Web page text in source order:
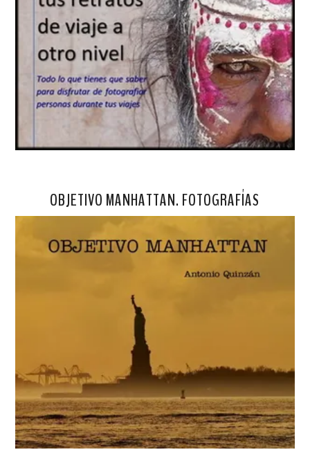
OBJETIVO MANHATTAN. FOTOGRAFÍAS